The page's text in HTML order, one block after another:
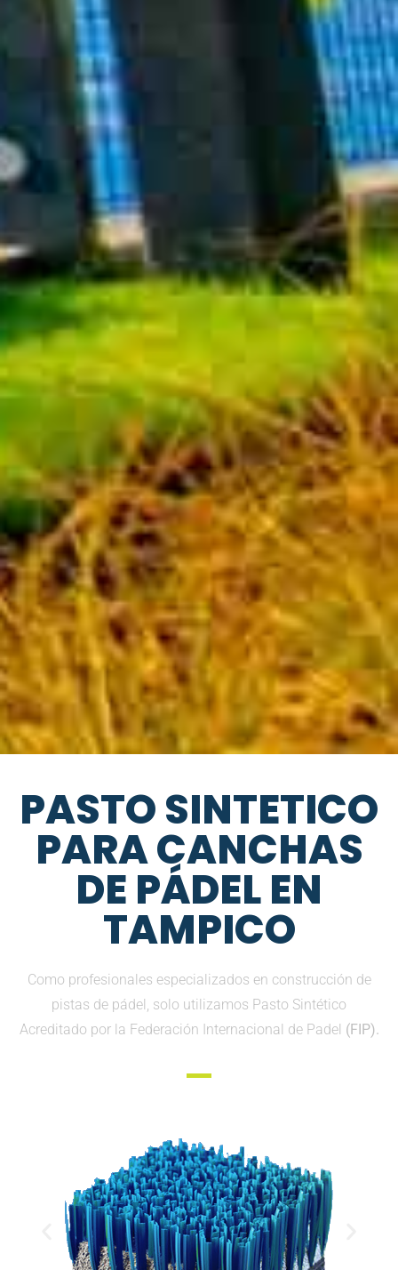
PASTO SINTETICO
PARA CANCHAS
DE PÁDEL EN
TAMPICO
Como profesionales especializados en construcción de
pistas de pádel, solo utilizamos Pasto Sintético
Acreditado por la Federación Internacional de Padel (FIP).